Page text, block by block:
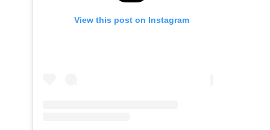
View this post on Instagram